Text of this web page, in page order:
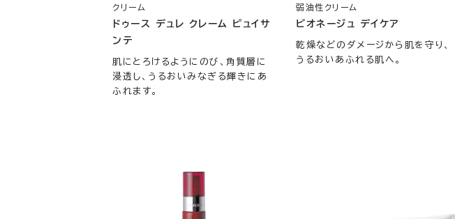
クリーム
ドゥース デュレ クレーム ピュイサ
ンテ
肌にとろけるようにのび、角質層に
浸透し、うるおいみなぎる輝きにあ
ふれます。
弱油性クリーム
ビオネージュ デイケア
乾燥などのダメージから肌を守り、
うるおいあふれる肌へ。